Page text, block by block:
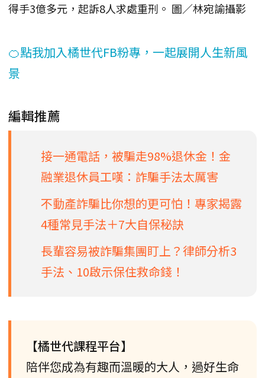
得手3億多元，起訴8人求處重刑。 圖／林宛諭攝影
🍊點我加入橘世代FB粉專，一起展開人生新風
景
編輯推薦
接一通電話，被騙走98%退休金！金
融業退休員工嘆：詐騙手法太厲害
不動產詐騙比你想的更可怕！專家揭露
4種常見手法＋7大自保秘訣
長輩容易被詐騙集團盯上？律師分析3
手法、10啟示保住救命錢！
【橘世代課程平台】
陪伴您成為有趣而溫暖的大人，過好生命